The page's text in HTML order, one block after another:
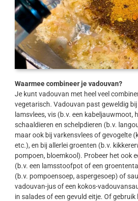
Waarmee combineer je vadouvan?
Je kunt vadouvan met heel veel
vegetarisch. Vadouvan past geweldig
lamsvlees, vis (b.v. een kabeljauwmoot,
schaaldieren en schelpdieren (b.v.
maar ook bij varkensvlees of gevogelte
etc.), en bij allerlei groenten (b.v.
pompoen, bloemkool). Probeer het ook
(b.v. een lamsstoofpot of een
(b.v. pompoensoep, aspergesoep) of
vadouvan-jus of een kokos-
in salades of een gevuld eitje. Of